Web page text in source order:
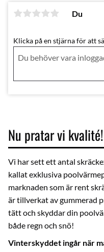
Nu pratar vi kvalité!
Vi har sett ett antal
kallat exklusiva
marknaden som är rent
är tillverkat av gummerad
tätt och skyddar din
både regn och snö!
Vinterskyddet ingår när
Du
Klicka på en stjärna för att